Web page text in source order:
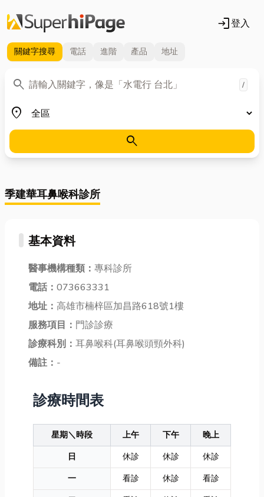
login登入
關鍵字搜尋 電話 進階 產品 地址
search
關鍵字 /
place
地區
search
季建華耳鼻喉科診所
基本資料
醫事機構種類： 專科診所
電話： 073663331
地址： 高雄市楠梓區加昌路618號1樓
服務項目： 門診診療
診療科別： 耳鼻喉科(耳鼻喉頭頸外科)
備註： -
診療時間表
星期＼時段 上午 下午
晚上
日
休診 休診
休診
一
看診 休診
看診